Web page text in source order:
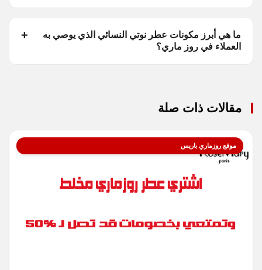
ما هي أبرز مكونات عطر نوتي النسائي الذي يوصي به
العملاء في روز ماري؟
مقالات ذات صلة
موقع روزماري باريس